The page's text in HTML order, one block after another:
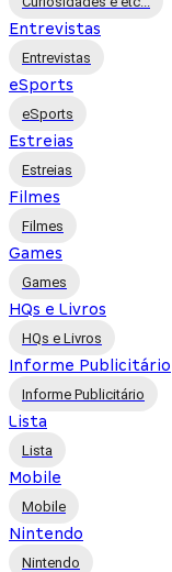
Entrevistas
Entrevistas
eSports
eSports
Estreias
Estreias
Filmes
Filmes
Games
Games
HQs e Livros
HQs e Livros
Informe Publicitário
Informe Publicitário
Lista
Lista
Mobile
Mobile
Nintendo
Nintendo